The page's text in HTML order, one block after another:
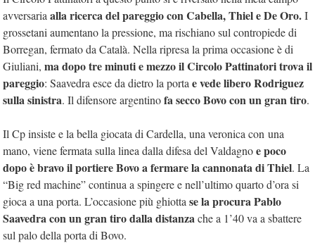
avversaria alla ricerca del pareggio con Cabella, Thiel e De Oro.I
grossetani aumentano la pressione, ma rischiano sul contropiede di
Borregan, fermato da Català. Nella ripresa la prima occasione è di
Giuliani, ma dopo tre minuti e mezzo il Circolo Pattinatori trova il
pareggio: Saavedra esce da dietro la porta e vede libero Rodriguez
sulla sinistra. Il difensore argentinofa secco Bovo con un gran tiro.
Il Cp insiste e la bella giocata di Cardella, una veronica con una
mano, viene fermata sulla linea dalla difesa del Valdagnoe poco
dopo è bravo il portiere Bovo a fermare la cannonata di Thiel. La
“Big red machine” continua a spingere e nell’ultimo quarto d’ora si
gioca a una porta. L’occasione più ghiotta se la procura Pablo
Saavedra con un gran tiro dalla distanzache a 1’40 va a sbattere
sul palo della porta di Bovo.